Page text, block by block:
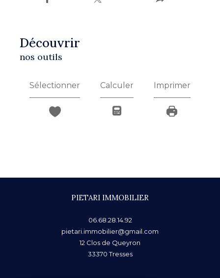
découvrir
nos outils
Sélectionner Calculer Imprimer
PIETARI IMMOBILIER
06.68.28.14.92
pietari.immobilier@gmail.com
12 Clos de Queyron
33370 Tresses